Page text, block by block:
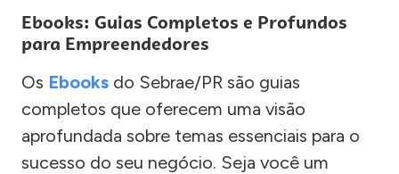
Ebooks: Guias Completos e Profundos
para Empreendedores
Os Ebooks do Sebrae/PR são guias
completos que oferecem uma visão
aprofundada sobre temas essenciais para o
sucesso do seu negócio. Seja você um